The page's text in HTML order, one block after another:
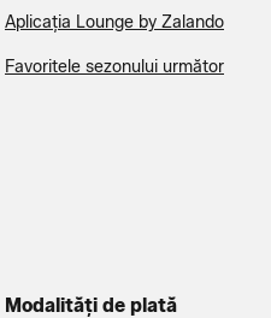
Aplicația Lounge by Zalando
Favoritele sezonului următor
Modalități de plată